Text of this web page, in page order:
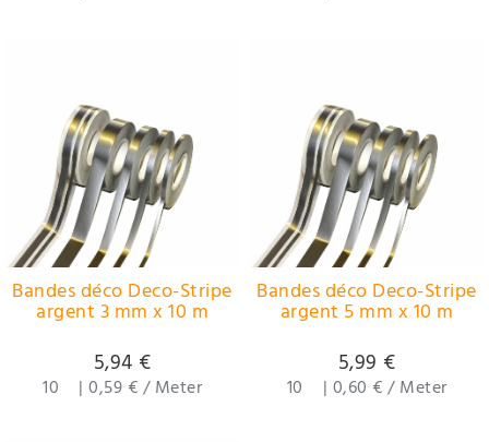
Bandes déco Deco-Stripe
argent 3 mm x 10 m
5,94 €
10 | 0,59 € / Meter
Bandes déco Deco-Stripe
argent 5 mm x 10 m
5,99 €
10 | 0,60 € / Meter